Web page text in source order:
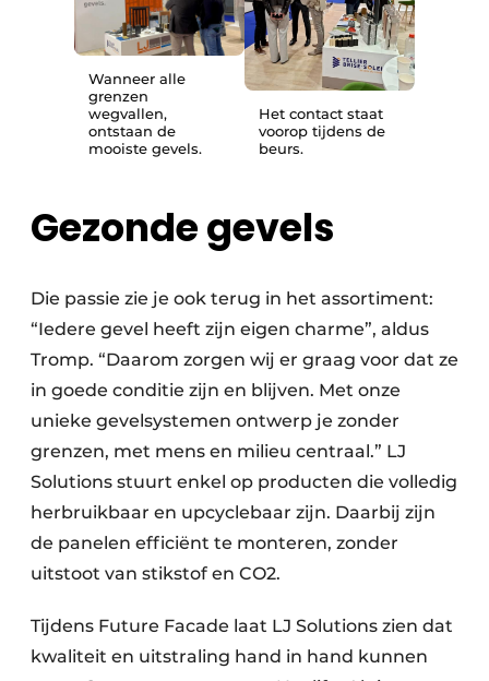
Wanneer alle
grenzen
wegvallen,
ontstaan de
mooiste gevels.
Het contact staat
voorop tijdens de
beurs.
Gezonde gevels
Die passie zie je ook terug in het assortiment:
“Iedere gevel heeft zijn eigen charme”, aldus
Tromp. “Daarom zorgen wij er graag voor dat ze
in goede conditie zijn en blijven. Met onze
unieke gevelsystemen ontwerp je zonder
grenzen, met mens en milieu centraal.” LJ
Solutions stuurt enkel op producten die volledig
herbruikbaar en upcyclebaar zijn. Daarbij zijn
de panelen efficiënt te monteren, zonder
uitstoot van stikstof en CO2.
Tijdens Future Facade laat LJ Solutions zien dat
kwaliteit en uitstraling hand in hand kunnen